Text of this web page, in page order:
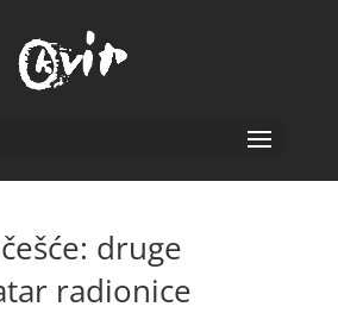
druge
radionice